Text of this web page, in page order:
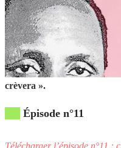
crèvera ».
Épisode n°11